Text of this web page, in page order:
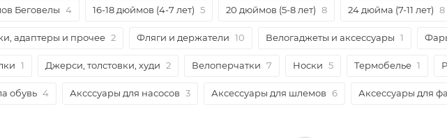
Беговелы 4 16-18 дюймов (4-7 лет) 5 20 дюймов (5-8 лет) 8 24 дюйма (7-11 лет) 8
адаптеры и прочее 2 Фляги и держатели 10 Велогаджеты и аксессуары 1
1 Джерси, толстовки, худи 2 Велоперчатки 7 Носки 5 Термобелье 1
обувь 4 Аксссуары для насосов 3 Аксессуары для шлемов 6 Аксессуары для